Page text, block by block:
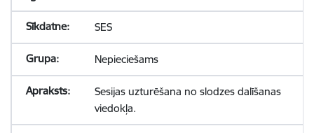
SES
Nepieciešams
Sesijas uzturēšana no slodzes dalīšanas
viedokļa.